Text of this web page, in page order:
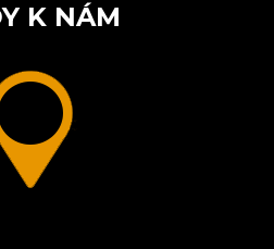
K NÁM